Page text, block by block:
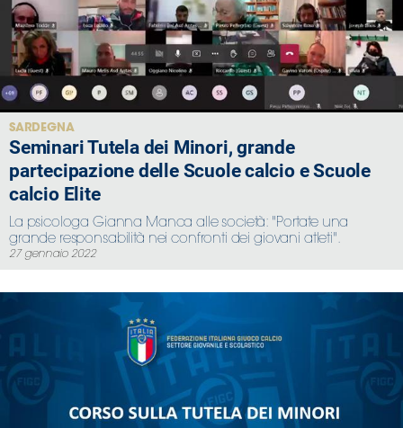
SARDEGNA
Seminari Tutela dei Minori, grande
partecipazione delle Scuole calcio e Scuole
calcio Elite
La psicologa Gianna Manca alle società: "Portate una
grande responsabilità nei confronti dei giovani atleti".
27 gennaio 2022